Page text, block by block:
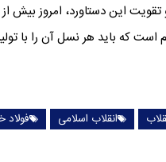
این دستاورد، امروز بیش
است که باید هر نسل آن را با
انقلاب اسلامی فولاد